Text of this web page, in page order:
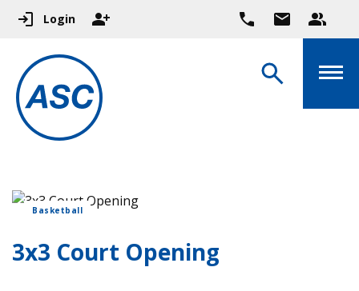
Login
Basketball
3x3 Court Opening